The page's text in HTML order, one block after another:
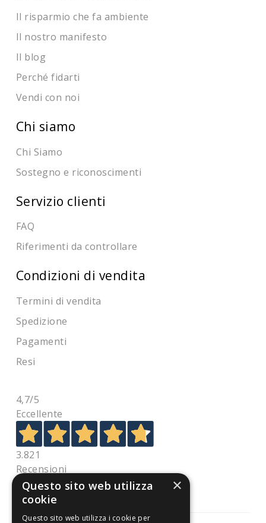
Il risparmio che fa ambiente
Il nostro manifesto
Il blog
Perché fidarti
Vendi con noi
Chi siamo
Chi Siamo
Sostegno e riconoscimenti
Servizio clienti
FAQ
Riferimenti da controllare
Condizioni di vendita
Termini di vendita
Spedizione
Pagamenti
Resi
4,7/5
Eccellente
3.821
Recensioni
×
Questo sito web utilizza
cookie
Questo sito web utilizza i cookie per